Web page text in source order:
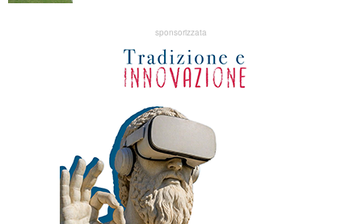
sponsorizzata